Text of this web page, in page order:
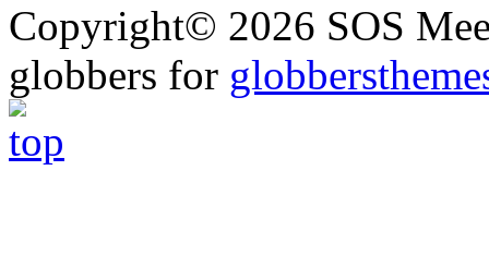
Copyright© 2026 SOS
globbers for